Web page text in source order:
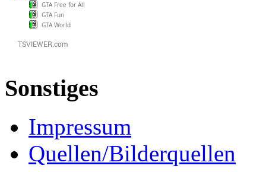
GTA Free for All
GTA Fun
GTA World
Sonstiges
Impressum
Quellen/Bilderquellen